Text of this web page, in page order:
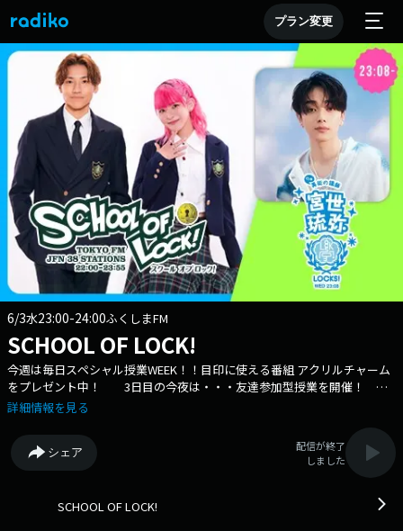
プラン変更
6/3水23:00-24:00ふくしまFM
SCHOOL OF LOCK!
今週は毎日スペシャル授業WEEK！！目印に使える番組 アクリルチャーム
をプレゼント中！ 3日目の今夜は・・・友達参加型授業を開催！
絆を確かめてスタバカードGET！ 第一回！絆クイズ！！ 今夜は生徒
電話はそれぞれのスマホを使い、同じ時間の逆電にみんなで同時参加！逆
電中に出題される友達同士の絆を確かめるクイズに挑戦！ 回答は「せ
ーの」で同時に答えてもらい、見事お互いが同じ答えを言うことができた
一人の大親友でもいいし、いつメン5人でも、部活仲間でもOK！友達は
詳細情報を見る
シェア
配信が終了
しました
SCHOOL OF LOCK!